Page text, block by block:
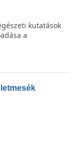
kutatások
a